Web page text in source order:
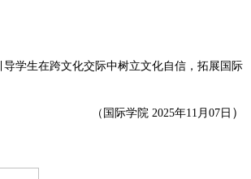
学生在跨文化交际中树立文化自信，拓展国际
（国际学院 2025年11月07日 ）